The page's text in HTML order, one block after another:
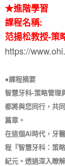
★進階學習
課程名稱:
范揚松教授-策
https://
●課程摘要
智慧牙科-策略管理
都將與您同行，共
篇章。
在這個AI時代，牙
程『智慧牙科：策
紀元。透過深入瞭